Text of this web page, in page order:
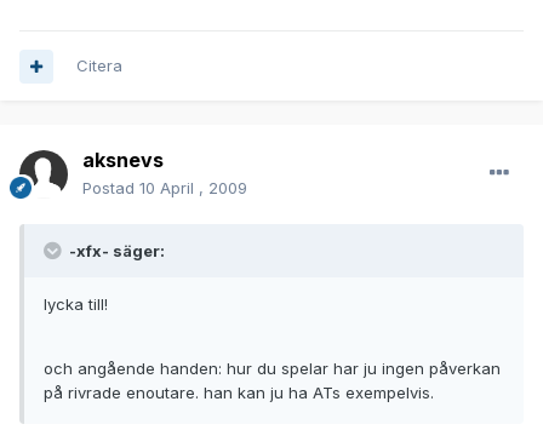
Citera
aksnevs
Postad 10 April , 2009
-xfx- säger:
lycka till!
och angående handen: hur du spelar har ju ingen påverkan
på rivrade enoutare. han kan ju ha ATs exempelvis.